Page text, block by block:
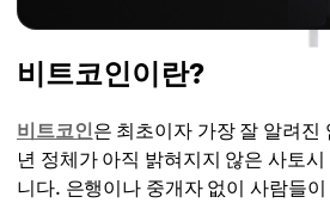
비트코인이란?
비트코인은 최초이자 가장 잘 알려
년 정체가 아직 밝혀지지 않은 사토
니다. 은행이나 중개자 없이 사람들